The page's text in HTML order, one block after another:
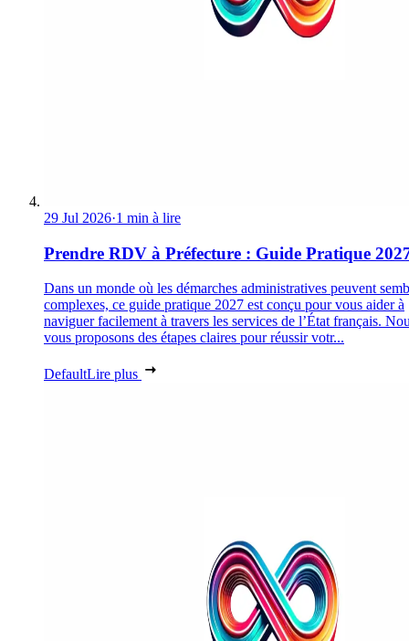
29 Jul 2026·1 min à lire
Prendre RDV à Préfecture : Guide Pratique
Dans un monde où les démarches administratives peuvent
complexes, ce guide pratique 2027 est conçu pour vous aider à
naviguer facilement à travers les services de l’État français.
vous proposons des étapes claires pour réussir votr...
DefaultLire plus